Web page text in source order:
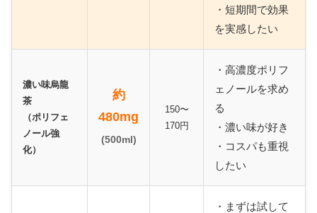
・短期間で効果
を実感したい
濃い味烏龍
茶
（ポリフェ
ノール強
化）
約
480mg
(500ml)
150〜
170円
・高濃度ポリフ
ェノールを求め
る
・濃い味が好き
・コスパも重視
したい
・まずは試して